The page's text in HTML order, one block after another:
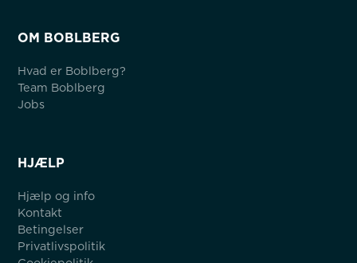
OM BOBLBERG
Hvad er Boblberg?
Team Boblberg
Jobs
HJÆLP
Hjælp og info
Kontakt
Betingelser
Privatlivspolitik